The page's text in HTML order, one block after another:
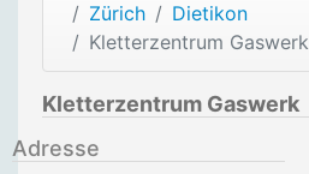
Zürich
Dietikon
Kletterzentrum Gaswerk
Kletterzentrum Gaswerk
Adresse